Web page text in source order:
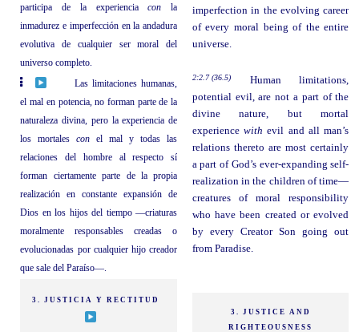
participa de la experienciacon la
inmadurez e imperfección en la andadura
evolutiva de cualquier ser moral del
universo completo.
imperfection in the evolving career
of every moral being of the entire
universe.
Las limitaciones humanas,
el mal en potencia, no forman parte de la
naturaleza divina, pero la experiencia de
los mortalescon el mal y todas las
relaciones del hombre al respecto sí
forman ciertamente parte de la propia
realización en constante expansión de
Dios en los hijos del tiempo —criaturas
moralmente responsables creadas o
evolucionadas por cualquier hijo creador
que sale del Paraíso—.
2:2.7 (36.5)
Human limitations,
potential evil, are not a part of the
divine nature, but mortal
experiencewith evil and all man’s
relations thereto are most certainly
a part of God’s ever-expanding self-
realization in the children of time—
creatures of moral responsibility
who have been created or evolved
by every Creator Son going out
from Paradise.
3. JUSTICIA Y RECTITUD
3. JUSTICE AND
RIGHTEOUSNESS